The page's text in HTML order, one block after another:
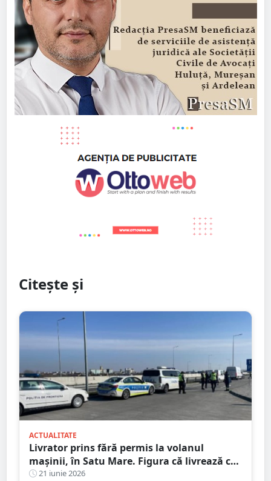
Citește și
ACTUALITATE
Livrator prins fără permis la volanul
mașinii, în Satu Mare. Figura că livrează cu
bicicleta
21 iunie 2026